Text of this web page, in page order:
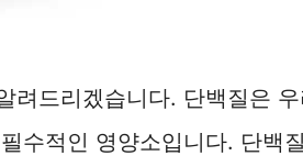
려드리겠습니다. 단백질은
수적인 영양소입니다. 단백